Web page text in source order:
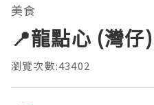
美食
📍龍點心 (灣仔)
瀏覽次數:43402